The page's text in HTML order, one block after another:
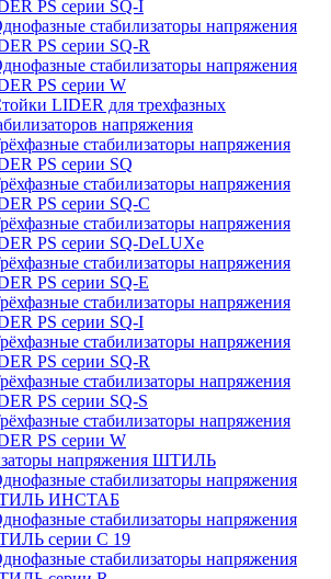
PS серии SQ-I
стабилизаторы напряжения
PS серии SQ-R
стабилизаторы напряжения
PS серии W
LIDER для трехфазных
напряжения
стабилизаторы напряжения
PS серии SQ
стабилизаторы напряжения
PS серии SQ-C
стабилизаторы напряжения
PS серии SQ-DeLUXe
стабилизаторы напряжения
PS серии SQ-E
стабилизаторы напряжения
PS серии SQ-I
стабилизаторы напряжения
PS серии SQ-R
стабилизаторы напряжения
PS серии SQ-S
стабилизаторы напряжения
PS серии W
напряжения ШТИЛЬ
стабилизаторы напряжения
ИНСТАБ
стабилизаторы напряжения
серии C 19
стабилизаторы напряжения